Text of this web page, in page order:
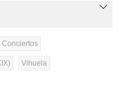
Conciertos
Vihuela